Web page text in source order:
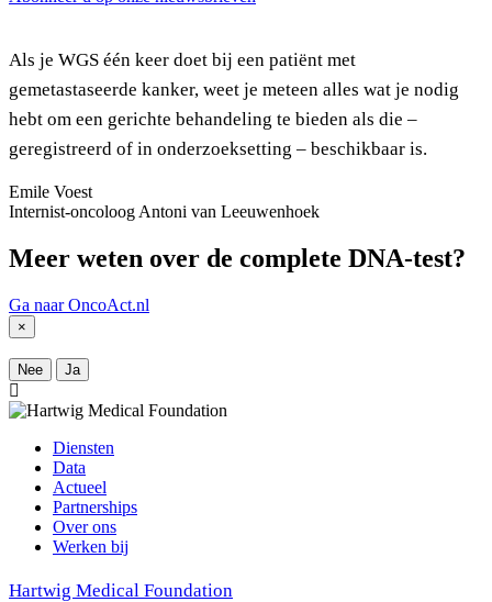
Als je WGS één keer doet bij een patiënt met
gemetastaseerde kanker, weet je meteen alles wat je nodig
hebt om een gerichte behandeling te bieden als die –
geregistreerd of in onderzoeksetting – beschikbaar is.
Emile Voest
Internist-oncoloog Antoni van Leeuwenhoek
Meer weten over de complete DNA-test?
Ga naar OncoAct.nl
×
Nee Ja
Diensten
Data
Actueel
Partnerships
Over ons
Werken bij
Hartwig Medical Foundation